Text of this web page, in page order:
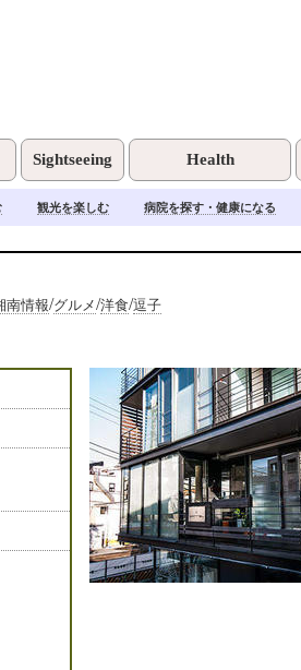
Sightseeing Health
観光を楽しむ 病院を探す・健康になる
南情報/グルメ/洋食/逗子